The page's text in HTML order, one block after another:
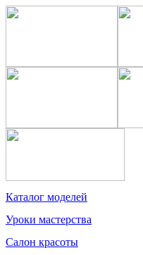
Каталог моделей
Уроки мастерства
Салон красоты